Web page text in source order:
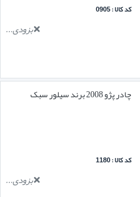
کد کالا : 0905
بزودی...
چادر پژو 2008 برند سیلور سبک
کد کالا : 1180
بزودی...